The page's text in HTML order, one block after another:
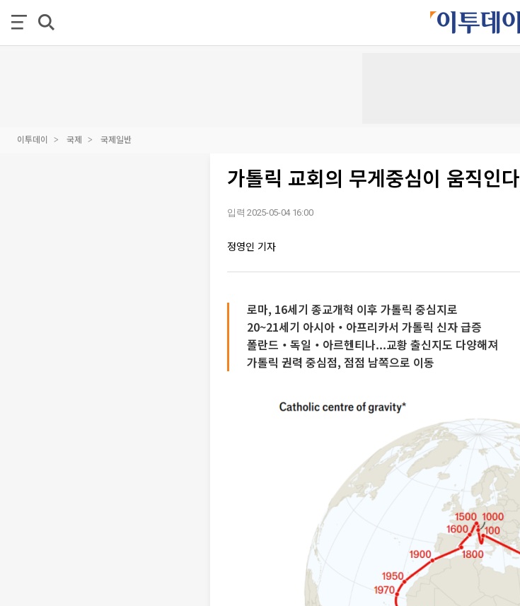
이투데이 국제 국제일반
가톨릭 교회의 무게중심이 움직인다
입력 2025-05-04 16:00
정영인 기자
로마, 16세기 종교개혁 이후 가톨릭 중심지로
20~21세기 아시아‧아프리카서 가톨릭 신자 급증
폴란드‧독일‧아르헨티나...교황 출신지도 다양해져
가톨릭 권력 중심점, 점점 남쪽으로 이동